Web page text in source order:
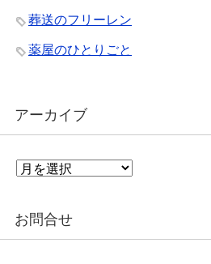
葬送のフリーレン
薬屋のひとりごと
アーカイブ
ア
イ
お問合せ